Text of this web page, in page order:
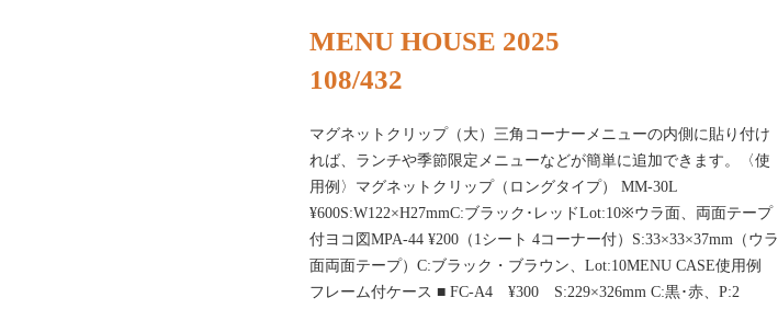
MENU HOUSE 2025
108/432
マグネットクリップ（大）三角コーナーメニューの内側に貼り付け
れば、ランチや季節限定メニューなどが簡単に追加できます。〈使
用例〉マグネットクリップ（ロングタイプ） MM-30L
¥600S:W122×H27mmC:ブラック･レッドLot:10※ウラ面、両面テープ
付ヨコ図MPA-44 ¥200（1シート 4コーナー付）S:33×33×37mm（ウラ
面両面テープ）C:ブラック・ブラウン、Lot:10MENU CASE使用例
フレーム付ケース ■ FC-A4 ¥300 S:229×326mm C:黒･赤、P:2